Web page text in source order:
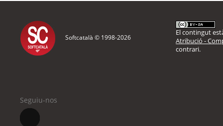
Softcatalà © 1998-2026
El contingut
Atribució -
contrari.
Seguiu-nos